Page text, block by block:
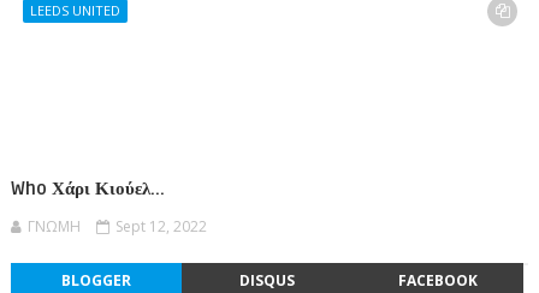
LEEDS UNITED
Who Χάρι Κιούελ...
ΓΝΩΜΗ Sept 12, 2022
BLOGGER DISQUS FACEBOOK